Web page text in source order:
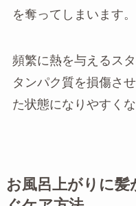
を奪ってしまいます。
頻繁に熱を与えるス
タンパク質を損傷さ
た状態になりやすくな
お風呂上がりに